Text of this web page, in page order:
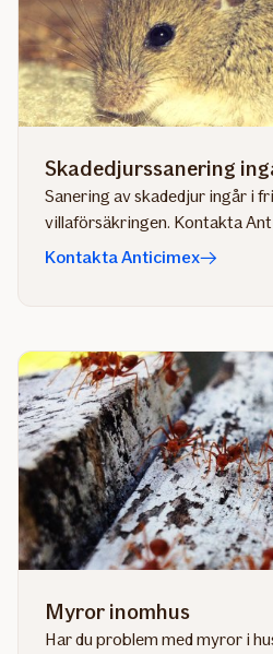
Skadedjurssanering
Sanering av skadedjur ingår i
villaförsäkringen. Kontakta
Kontakta Anticimex
Myror inomhus
Har du problem med myror i